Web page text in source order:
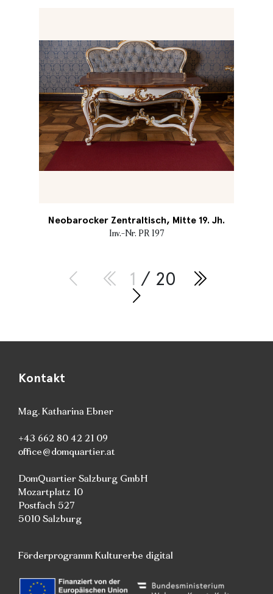
Neobarocker Zentraltisch, Mitte 19. Jh.
Inv.-Nr. PR 197
1 / 20
Kontakt
Mag. Katharina Ebner
+43 662 80 42 21 09
office@domquartier.at
DomQuartier Salzburg GmbH
Mozartplatz 10
Postfach 527
5010 Salzburg
Förderprogramm Kulturerbe digital